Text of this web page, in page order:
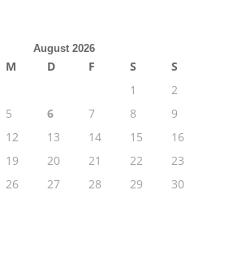
August 2026
M D F S
S
1
2
5 6 7 8
9
12 13 14 15
16
19 20 21 22
23
26 27 28 29
30